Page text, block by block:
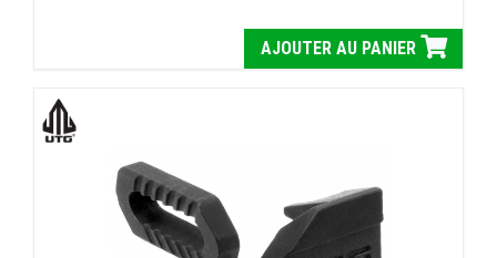
AJOUTER AU PANIER